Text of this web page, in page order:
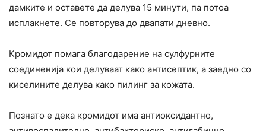
дамките и оставете да делува 15 минути, па потоа
исплакнете. Се повторува до двапати дневно.
Кромидот помага благодарение на сулфурните
соединенија кои делуваат како антисептик, а заедно со
киселините делува како пилинг за кожата.
Познато е дека кромидот има антиоксидантно,